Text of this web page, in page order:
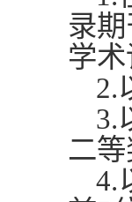
录
学
2.
3.
二
4.